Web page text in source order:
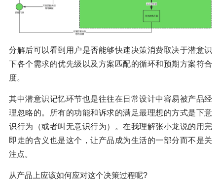
分解后可以看到用户是否能够快速决策消费取决于潜意识
下各个需求的优先级以及方案匹配的循环和预期方案符合
度。
其中潜意识记忆环节也是往往在日常设计中容易被产品经
理忽略的。所有的功能和诉求的满足最理想的方式是下意
识行为（或者叫无意识行为）。在我理解张小龙说的用完
即走的含义也是这个，让产品成为生活的一部分而不是关
注点。
从产品上应该如何应对这个决策过程呢?